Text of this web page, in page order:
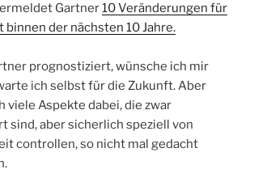
Gartner10 Veränderungen für
der nächsten 10 Jahre.
prognostiziert, wünsche ich mir
ich selbst für die Zukunft. Aber
viele Aspekte dabei, die zwar
sind, aber sicherlich speziell von
controllen, so nicht mal gedacht